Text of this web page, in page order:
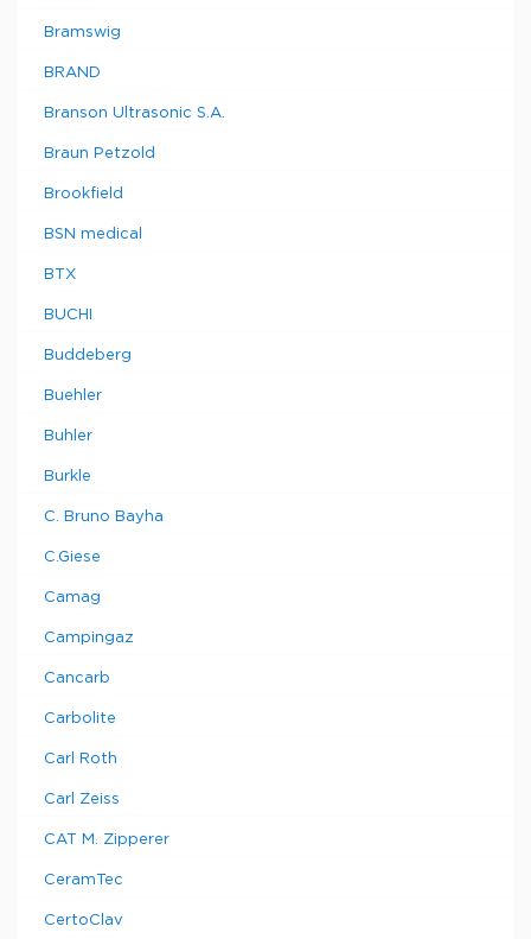
Bramswig
BRAND
Branson Ultrasonic S.A.
Braun Petzold
Brookfield
BSN medical
BTX
BUCHI
Buddeberg
Buehler
Buhler
Burkle
C. Bruno Bayha
C.Giese
Camag
Campingaz
Cancarb
Carbolite
Carl Roth
Carl Zeiss
CAT M. Zipperer
CeramTec
CertoClav